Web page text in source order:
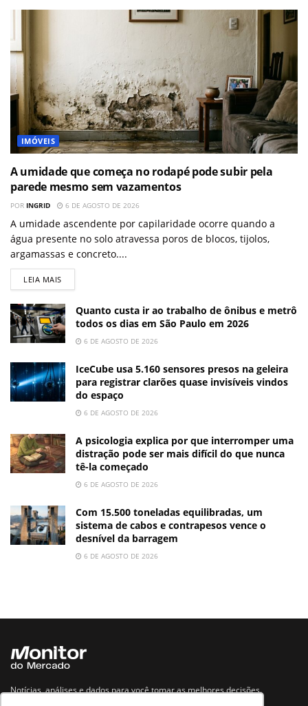
IMÓVEIS
A umidade que começa no rodapé pode subir pela
parede mesmo sem vazamentos
POR INGRID 6 DE AGOSTO DE 2026
A umidade ascendente por capilaridade ocorre quando a
água presente no solo atravessa poros de blocos, tijolos,
argamassas e concreto....
LEIA MAIS
Quanto custa ir ao trabalho de ônibus e metrô
todos os dias em São Paulo em 2026
6 DE AGOSTO DE 2026
IceCube usa 5.160 sensores presos na geleira
para registrar clarões quase invisíveis vindos
do espaço
6 DE AGOSTO DE 2026
A psicologia explica por que interromper uma
distração pode ser mais difícil do que nunca
tê-la começado
6 DE AGOSTO DE 2026
Com 15.500 toneladas equilibradas, um
sistema de cabos e contrapesos vence o
desnível da barragem
6 DE AGOSTO DE 2026
Notícias, análises e dados para você tomar as melhores decisões.